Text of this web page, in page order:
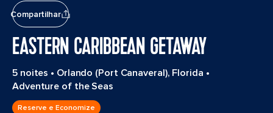
Compartilhar
EASTERN CARIBBEAN GETAWAY
5 noites • Orlando (Port Canaveral), Florida •
Adventure of the Seas
Reserve e Economize